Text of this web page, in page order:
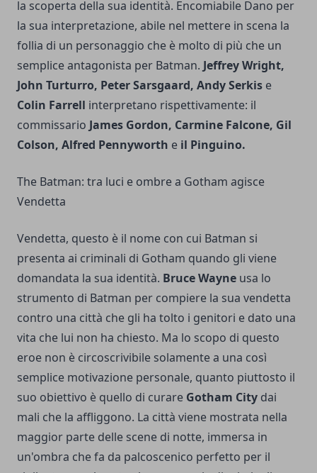
la scoperta della sua identità. Encomiabile Dano per
la sua interpretazione, abile nel mettere in scena la
follia di un personaggio che è molto di più che un
semplice antagonista per Batman. Jeffrey Wright,
John Turturro, Peter Sarsgaard, Andy Serkis e
Colin Farrell interpretano rispettivamente: il
commissario James Gordon, Carmine Falcone, Gil
Colson, Alfred Pennyworth e il Pinguino.
The Batman: tra luci e ombre a Gotham agisce
Vendetta
Vendetta, questo è il nome con cui Batman si
presenta ai criminali di Gotham quando gli viene
domandata la sua identità. Bruce Wayne usa lo
strumento di Batman per compiere la sua vendetta
contro una città che gli ha tolto i genitori e dato una
vita che lui non ha chiesto. Ma lo scopo di questo
eroe non è circoscrivibile solamente a una così
semplice motivazione personale, quanto piuttosto il
suo obiettivo è quello di curare Gotham City dai
mali che la affliggono. La città viene mostrata nella
maggior parte delle scene di notte, immersa in
un'ombra che fa da palcoscenico perfetto per il